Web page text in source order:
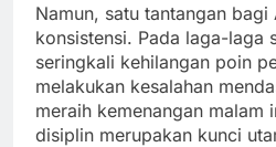
Namun, satu tantangan
konsistensi. Pada laga-laga
seringkali kehilangan poin
melakukan kesalahan
meraih kemenangan malam
disiplin merupakan kunci